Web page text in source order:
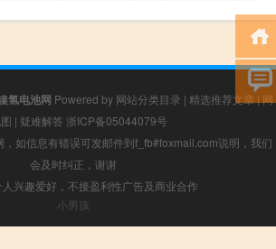
氢电池网 Powered by 网站分类目录 | 精选推荐文章 | 网
| 疑难解答 浙ICP备05044079号
如信息有错误可发邮件到f_fb#foxmail.com说明，我们
会及时纠正，谢谢
兴趣爱好，不接盈利性广告及商业合作
小男孩